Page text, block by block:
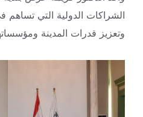
الشراكات الدولية التي تساهم
وتعزيز قدرات المدينة